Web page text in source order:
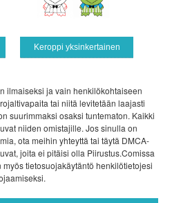
Keroppi yksinkertainen
ilmaiseksi ja vain henkilökohtaiseen
tai niitä levitetään laajasti
suurimmaksi osaksi tuntematon. Kaikki
niiden omistajille. Jos sinulla on
ota meihin yhteyttä tai täytä DMCA-
joita ei pitäisi olla Piirustus.Comissa
tietosuojakäytäntö henkilötietojesi